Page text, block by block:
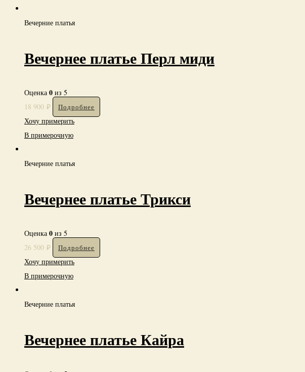
Вечерние платья
Вечернее платье Перл миди
Оценка 0 из 5
18 900 ₽ Подробнее
Хочу примерить
В примерочную
Вечерние платья
Вечернее платье Трикси
Оценка 0 из 5
26 500 ₽ Подробнее
Хочу примерить
В примерочную
Вечерние платья
Вечернее платье Кайра